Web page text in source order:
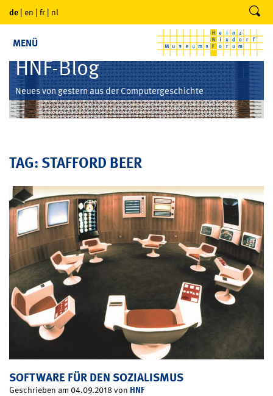
de | en | fr | nl
MENÜ
HNF-Blog
Neues von gestern aus der Computergeschichte
TAG: STAFFORD BEER
SOFTWARE FÜR DEN SOZIALISMUS
Geschrieben am 04.09.2018 von HNF